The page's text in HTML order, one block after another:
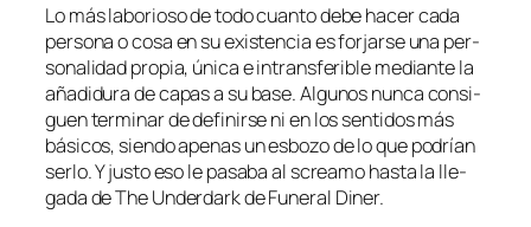
Lo más la­bo­rio­so de to­do cuan­to de­be ha­cer ca­da
per­so­na o co­sa en su exis­ten­cia es for­jar­se una per­
so­na­li­dad pro­pia, úni­ca e in­trans­fe­ri­ble me­dian­te la
aña­di­du­ra de ca­pas a su ba­se. Algunos nun­ca con­si­
guen ter­mi­nar de de­fi­nir­se ni en los sen­ti­dos más
bá­si­cos, sien­do ape­nas un es­bo­zo de lo que po­drían
ser­lo. Y jus­to eso le pa­sa­ba al screa­mo has­ta la lle­
ga­da de The Underdark de Funeral Diner.